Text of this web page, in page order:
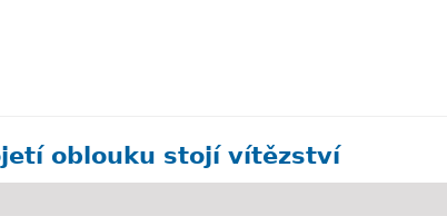
oblouku stojí vítězství